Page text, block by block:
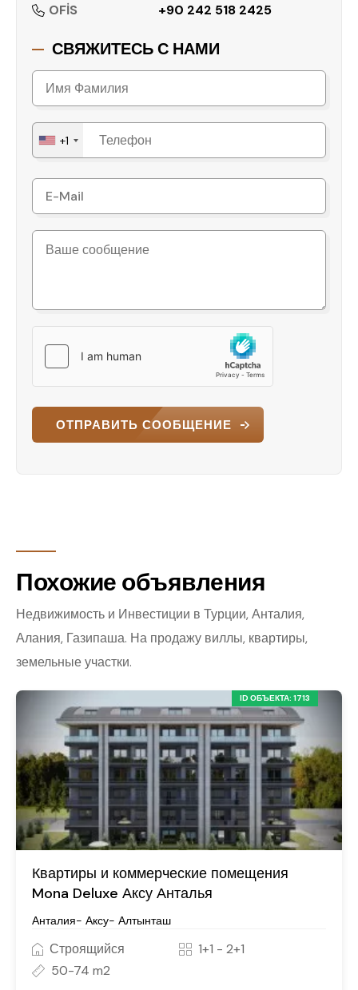
OFİS +90 242 518 2425
СВЯЖИТЕСЬ С НАМИ
+1
ОТПРАВИТЬ СООБЩЕНИЕ
Похожие объявления
Недвижимость и Инвестиции в Турции, Анталия,
Алания, Газипаша. На продажу виллы, квартиры,
земельные участки.
ID ОБЪЕКТА: 1713
Квартиры и коммерческие помещения
Mona Deluxe Аксу Анталья
Анталия- Аксу- Алтынташ
Строящийся
1+1 - 2+1
50-74 m2